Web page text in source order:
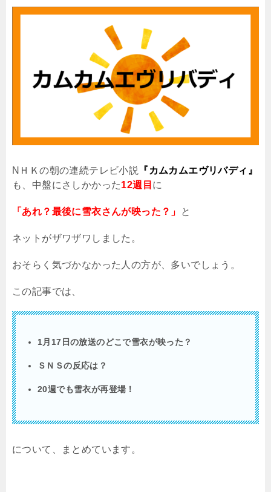
N ＨＫの朝の連続テレビ小説
『カムカムエヴリバディ』
も、中盤にさしかかった12週目 に
「あれ？最後に雪衣さんが映った？」 と
ネットがザワザワしました。
おそらく気づかなかった人の方が、多いでしょう。
この記事では、
1月17日の放送のどこで雪衣が映った？
ＳＮＳの反応は？
20週でも雪衣が再登場！
について、まとめています。